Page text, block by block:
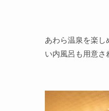
あわら温泉を楽し
い内風呂も用意さ